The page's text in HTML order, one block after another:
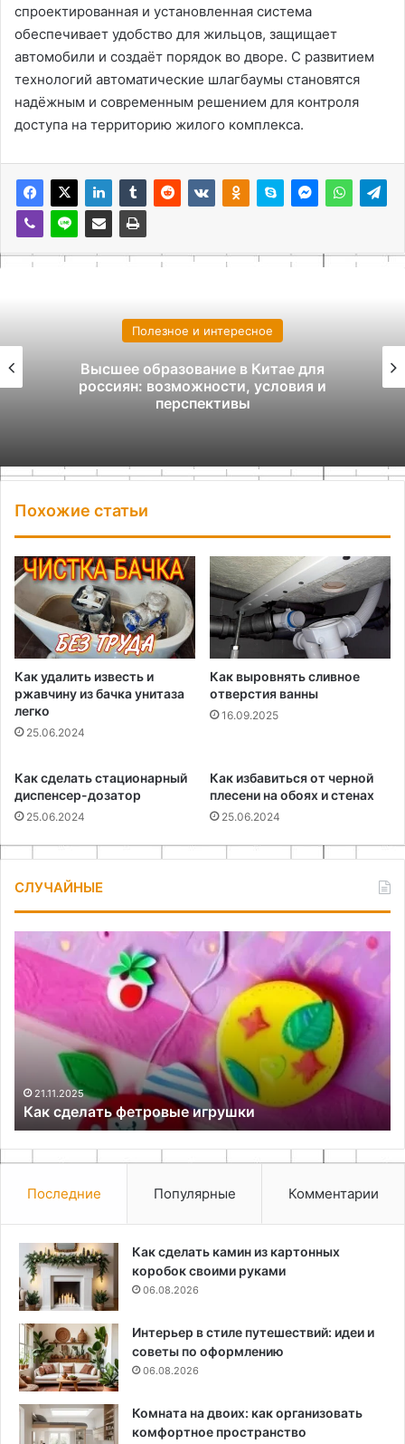
спроектированная и установленная система
обеспечивает удобство для жильцов, защищает
автомобили и создаёт порядок во дворе. С развитием
технологий автоматические шлагбаумы становятся
надёжным и современным решением для контроля
доступа на территорию жилого комплекса.
Полезное и интересное
Высшее образование в Китае для
россиян: возможности, условия и
перспективы
Похожие статьи
Как удалить известь и
ржавчину из бачка унитаза
легко
25.06.2024
Как выровнять сливное
отверстия ванны
16.09.2025
Как сделать стационарный
диспенсер-дозатор
25.06.2024
Как избавиться от черной
плесени на обоях и стенах
25.06.2024
СЛУЧАЙНЫЕ
сделать
фетровые
21.11.2025
Как сделать фетровые игрушки
Последние Популярные Комментарии
Как сделать камин из картонных
коробок своими руками
06.08.2026
Интерьер в стиле путешествий: идеи и
советы по оформлению
06.08.2026
Комната на двоих: как организовать
комфортное пространство